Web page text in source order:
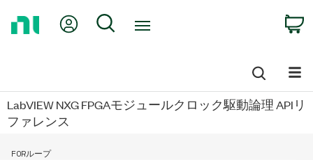
My Account
Search
LabVIEW NXG FPGAモジュールクロック駆動論理 APIリ
ファレンス
FORループ